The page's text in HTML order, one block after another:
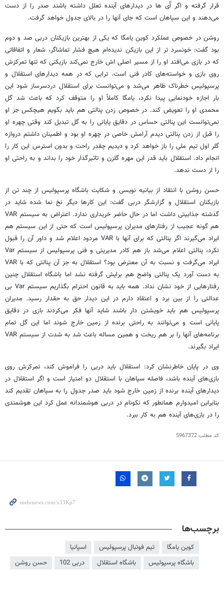
قرار گرفته و اگر آّی ها در دیدارهای آینده تعلل داشته باشند صدر را از دست
می‌دهند و این سپاهان است که جای آنها را در بالای جدول خواهد گرفت.
روشن در خصوص عملکرد کوین یامگا که یکی از بهترین بازیکنان دربی صد و دوم
بود گفت: خونسرد تر از این بازیکن ندیده‌ام هیچ فشار تماشاگر، شعار و اتفاقاتی
که در بازی می‌افتد او را از مسیر اصلی اش خارج نمی‌کند بازیکنی که تنها تمرکزش
روی بازی و خواسته‌های کادر فنی است. ترابی که در همه دیدارهای استقلال و
پرسپولیس خطرناک ظاهر می‌شد و می‌توانست برای استقلال دردسرساز شود این
بار اجازه خودنمایی پیدا نکرد، یامگا کاملاً او را متوقف کرد که باعث شد گل
محمدی او را تعویض کند. در خصوص زدن پنالتی هم باید بگویم هیچکس جز او
نمی‌توانست این پنالتی حساس در دقایق پایانی را به گل تبدیل کند وقتی چهره او
را قبل از زدن پنالتی دیدم آرامش خاصی در چهره او بود و اطمینان داشتم دروازه
گلر اول تیم ملی را باز خواهد کرد و دیدیم چقدر راحت و بدون استرس این کار را
انجام داد. استقلال باید قدر این مهره گلزن و تاثیرگذار خود را بداند و به راحتی او
را از دست ندهد.
حسن روشن با انتقاد از بیانیه نویسی و شکایت باشگاه پرسپولیس از چند تن از
بازیکنان استقلال و گزارشگر دربی گفت: این کارها دیگر نخ نما شده شاید در
گذشته جذابیتی داشت اما در حال حاضر خریداری ندارد. اعتراض به سیستم VAR
هم گونه عجیب از رفتارهای مدیران پرسپولیس است که حتی از این سیستم هم
ایراد می‌گیرند اگر پنالتی که برای آنها با VAR مردود اعلام شد و داور آن را قبول
نکرد، پنالتی اعلام می‌شد باز هم کادر مدیریتی و فنی پرسپولیس از سیستم Var
ایراد می‌گرفت و نسبت به آن معترض بود؟ استقلال به جز آن پنالتی که با VAR
به دست آورد یک پنالتی واضح هم برایش گرفته نشد اما باشگاه استقلال چنین
رفتارهایی از خود نشان نداد. همه باید به قانون احترام بگذاریم سیستم Var بی
عدالتی را از بین برد و اعتقاد دارم در این دیدار حق به حقدار رسید. مدیران
پرسپولیس هم باید خویشتن دار باشند شاید آنها فکر می‌کردند بازی در دقایق
پایانی است و می‌توانند به راحتی برنده از زمین خارج شوند اما این گل تمام
برنامه‌های آنها را بر هم ریخت و همین مساله باعث شد به شدت از سیستم VAR
ایراد بگیرند.
وی در پایان خاطرنشان کرد: استقلال باید دربی را فراموش کند، تمرکزش روی
بازی‌های آینده باشد، فاصله سپاهان با استقلال دو امتیاز است و اگر استقلال در
دیدارهای آینده برنده از زمین خارج شود باید صدر جدول را به سپاهان تقدیم کند
بنابراین امیدوارم همانطور که نکونام در دربی هوشمندانه عمل کرد این هوشمندی
را در بازی‌های آینده هم به کار ببرد.
کد مطلب5967372
برچسب‌ها
كوين يامگا تیم فوتبال پرسپولیس
اسپانیا
باشگاه پرسپولیس
باشگاه استقلال دربی 102 حسن روشن